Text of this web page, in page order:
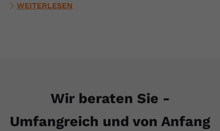
WEITERLESEN
Wir beraten Sie -
Umfangreich und von Anfang